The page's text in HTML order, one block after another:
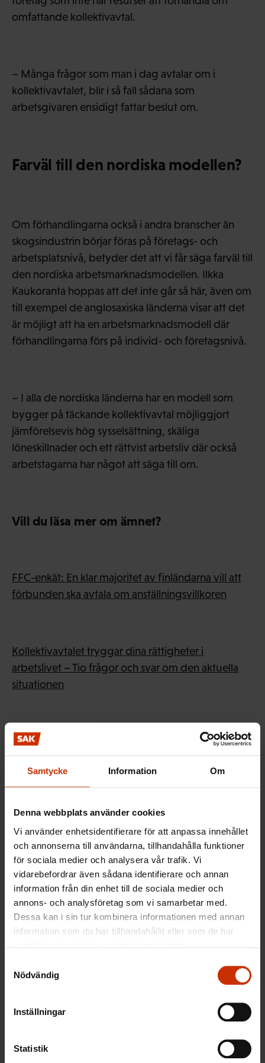
Samtycke Information Om
Denna webbplats använder cookies
Vi använder enhetsidentifierare för att anpassa innehållet
och annonserna till användarna, tillhandahålla funktioner
för sociala medier och analysera vår trafik. Vi
vidarebefordrar även sådana identifierare och annan
information från din enhet till de sociala medier och
annons- och analysföretag som vi samarbetar med.
Dessa kan i sin tur kombinera informationen med annan
information som du har tillhandahållit eller som de har
Nödvändig
Inställningar
Statistik
omfattande kollektivavtal.
– Många frågor som man i dag avtalar om i
kollektivavtalet, blir i så fall sådana som
arbetsgivaren ensidigt fattar beslut om.
Farväl till den nordiska modellen?
Om förhandlingarna också i andra branscher än
skogsindustrin börjar föras på företags- och
arbetsplatsnivå, betyder det att vi får säga farväl till
den nordiska arbetsmarknadsmodellen. Ilkka
Kaukoranta hoppas att det inte går så här, även om
till exempel de anglosaxiska länderna visar att det
är möjligt att ha en arbetsmarknadsmodell där
förhandlingarna förs på individ- och företagsnivå.
– I alla de nordiska länderna har en modell som
bygger på täckande kollektivavtal möjliggjort
jämförelsevis hög sysselsättning, skäliga
löneskillnader och ett rättvist arbetsliv där också
arbetstagarna har något att säga till om.
Vill du läsa mer om ämnet?
FFC-enkät: En klar majoritet av finländarna vill att
förbunden ska avtala om anställningsvillkoren
Kollektivavtalet tryggar dina rättigheter i
arbetslivet – Tio frågor och svar om den aktuella
situationen
Ilkka Kaukoranta: Uhkarohkea hyppy
tuntemattomaan (på finska)
Peter Sjökvist: Kollektivavtalen tar hänsyn till individ
och familj – Utökad arbetsgivarmakt är inte
lösningen på våra utmaningar
Mycket står på spel för både arbetstagarna och
företagen inom skogsindustrin – Paradoxalt nog
kan det bli svårare att avtala lokalt
ANSTÄLLNINGSVILLKOR